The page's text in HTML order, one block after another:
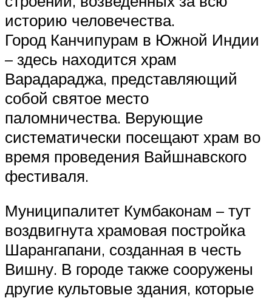
историю человечества.
Город Канчипурам в Южной Индии
– здесь находится храм
Варадараджа, представляющий
собой святое место
паломничества. Верующие
систематически посещают храм во
время проведения Вайшнавского
фестиваля.
Муниципалитет Кумбаконам – тут
воздвигнута храмовая постройка
Шарангапани, созданная в честь
Вишну. В городе также сооружены
другие культовые здания, которые